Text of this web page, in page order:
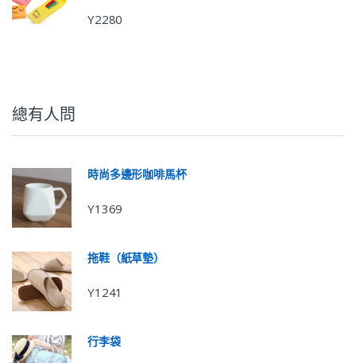
Y2280
總有人問
時尚多邊形咖啡馬杯
Y1369
拖鞋（紙草墊）
Y1241
行李袋